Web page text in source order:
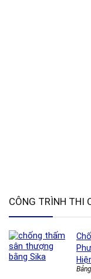
CÔNG TRÌNH THI